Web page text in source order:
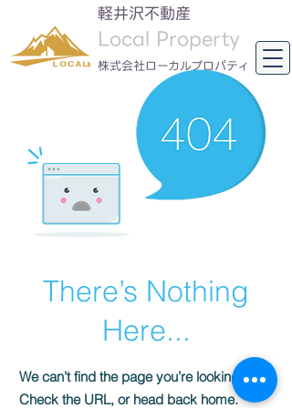
軽井沢不動産
Local Property
​株式会社ローカルプロパティ
There’s Nothing
Here...
We can’t find the page you’re looking for.
Check the URL, or head back home.